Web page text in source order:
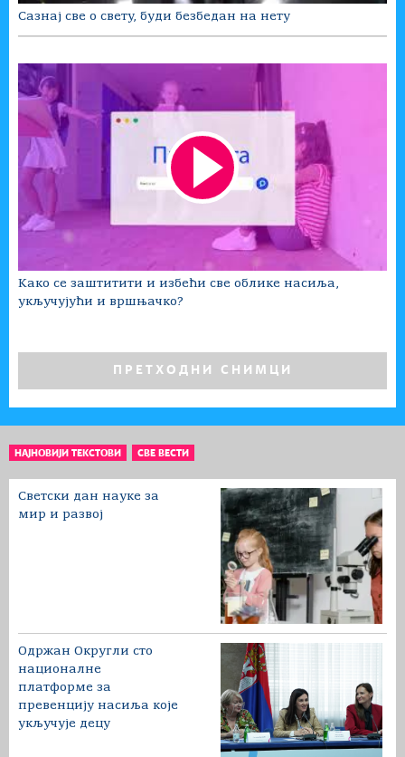
Сазнај све о свету, буди безбедан на нету
Како се заштитити и избећи све облике насиља,
укључујући и вршњачко?
ПРЕТХОДНИ СНИМЦИ
НАЈНОВИЈИ ТЕКСТОВИ СВЕ ВЕСТИ
Светски дан науке за
мир и развој
Одржан Округли сто
националне
платформе за
превенцију насиља које
укључује децу